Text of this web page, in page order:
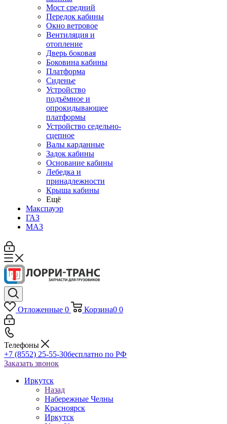
Мост средний
Передок кабины
Окно ветровое
Вентиляция и
отопление
Дверь боковая
Боковина кабины
Платформа
Сиденье
Устройство
подъёмное и
опрокидывающее
платформы
Устройство седельно-
сцепное
Валы карданные
Задок кабины
Основание кабины
Лебедка и
принадлежности
Крыша кабины
Ещё
Макспауэр
ГАЗ
МАЗ
Отложенные 0 Корзина0 0
Телефоны
+7 (8552) 25-55-30бесплатно по РФ
Заказать звонок
Иркутск
Назад
Набережные Челны
Красноярск
Иркутск